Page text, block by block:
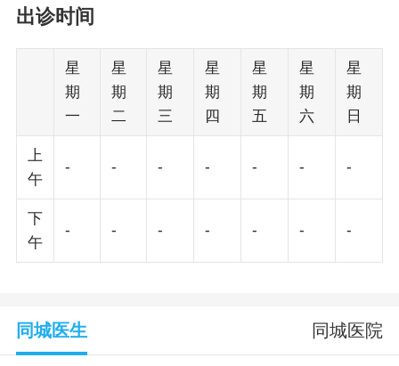
出诊时间
星
期
一
星
期
二
星
期
三
星
期
四
星
期
五
星
期
六
星
期
日
上
午
- - - - - - -
下
午
- - - - - - -
同城医生 同城医院